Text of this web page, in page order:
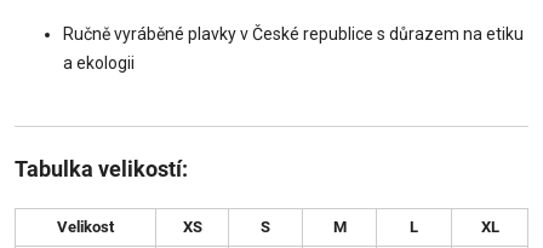
Ručně vyráběné plavky v České republice s důrazem na etiku
a ekologii
Tabulka velikostí:
Velikost XS S M L XL